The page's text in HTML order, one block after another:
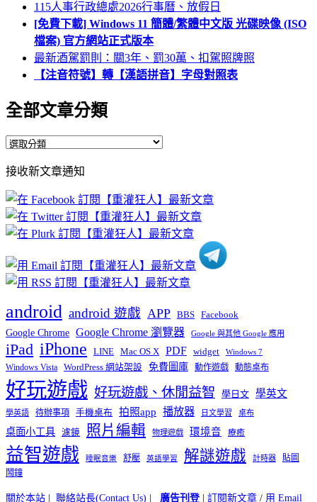
115人事行政總處2026行事曆、放假日
[免費下載] Windows 11 簡體/繁體中文版 光碟映像 (ISO
檔案) 官方網站正式版本
最新酒駕罰則：關3年、罰30萬、扣駕照牌照
【注音符號】轉【漢語拼音】字母對照表
全部文章分類
全
文
章
分
類
接收新文章通知
android android 遊戲 APP BBS Facebook
Google Chrome Google Chrome 瀏覽器 Google 與其他 Google 應用
iPad iPhone LINE Mac OS X PDF widget Windows 7
Windows Vista WordPress 網站架設 免費圖庫 動作遊戲 動態桌布
好玩遊戲 好玩遊戲、休閒益智 學日文 學英文
學英語 待辦事項 手機桌布 拍照app 播放器 日文學習 桌布
桌面小工具 濾鏡 照片編輯 物理遊戲 環境音 療癒
益智遊戲 睡眠音樂 舒壓 英語學習 解謎遊戲 計時器
貼圖
鬧鐘
關於本站 聯絡站長(Contact Us) 廣告刊登| 訂閱新文章 / 用 Email